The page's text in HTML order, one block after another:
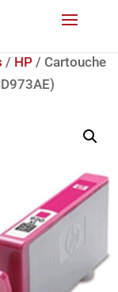
/ HP / Cartouche